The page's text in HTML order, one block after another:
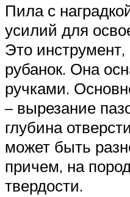
Пила с
усилий для
Это
рубанок. Она
ручками.
– вырезание
глубина
может быть
причем, на
твердости.